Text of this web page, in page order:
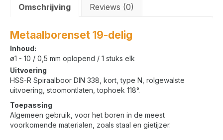
Omschrijving Reviews (0)
Metaalborenset 19-delig
Inhoud:
ø1 - 10 / 0,5 mm oplopend / 1 stuks elk
Uitvoering
HSS-R Spiraalboor DIN 338, kort, type N, rolgewalste
uitvoering, stoomontlaten, tophoek 118°.
Toepassing
Algemeen gebruik, voor het boren in de meest
voorkomende materialen, zoals staal en gietijzer.